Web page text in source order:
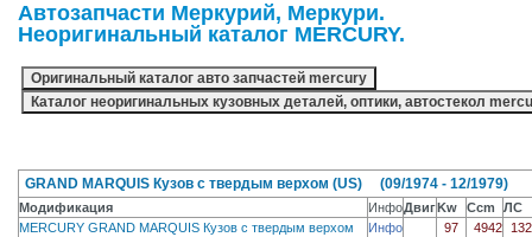
Автозапчасти Меркурий, Меркури.
Неоригинальный каталог MERCURY.
GRAND MARQUIS Кузов с твердым верхом (US) (09/1974 - 12/1979)
Модификация ИнфоДвигKw Ccm
ЛС
MERCURY GRAND MARQUIS Кузов с твердым верхом
Инфо 97 4942 132